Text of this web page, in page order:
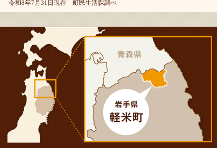
令和8年7月31日現在 町民生活課調べ